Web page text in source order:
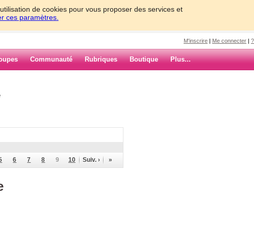
de cookies pour vous proposer des services et
ces paramètres.
M'inscrire | Me connecter |
Communauté Rubriques Boutique Plus...
6 7 8 9 10 Suiv. › »